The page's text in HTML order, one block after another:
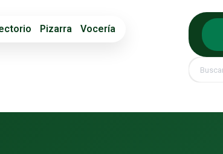
Pizarra Vocería